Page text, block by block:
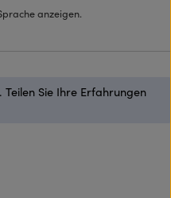
anzeigen.
Sie Ihre Erfahrungen